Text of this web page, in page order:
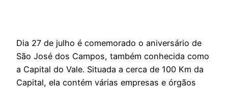
Dia 27 de julho é comemorado o aniversário de
São José dos Campos, também conhecida como
a Capital do Vale. Situada a cerca de 100 Km da
Capital, ela contém várias empresas e órgãos